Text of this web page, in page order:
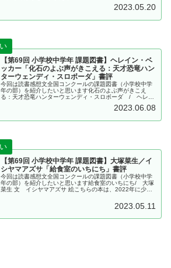
2023.05.20
【第69回 小学校中学年 課題図書】ヘレイン・ベ
ッカー「化石のよぶ声がきこえる：天才恐竜ハン
ターウェンディ・スロボーダ」書評
今回は読書感想文全国コンクールの課題図書（小学校中学
年の部）を紹介したいと思います化石のよぶ声がきこえ
る：天才恐竜ハンターウェンディ・スロボーダ / ヘレイ
2023.06.08
【第69回 小学校中学年 課題図書】大塚菜生／イ
シヤマアズサ「給食室のいちにち」書評
今回は読書感想文全国コンクールの課題図書（小学校中学
年の部）を紹介したいと思います給食室のいちにち/ 大塚
菜生 文 イシヤマアズサ 絵こちらの本は、2022年に少年
2023.05.11